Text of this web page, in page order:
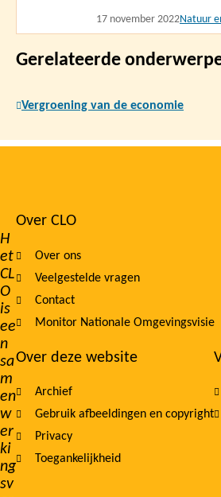
17 november 2022Natuur
Gerelateerde
Vergroening van de economie
H
et
CL
O
is
ee
n
sa
m
en
w
er
ki
ng
sv
Footer
navigation
Over CLO
Over ons
Veelgestelde vragen
Contact
Monitor Nationale Omgevingsvisie
Over deze website
Archief
Gebruik afbeeldingen en copyright
Privacy
Toegankelijkheid